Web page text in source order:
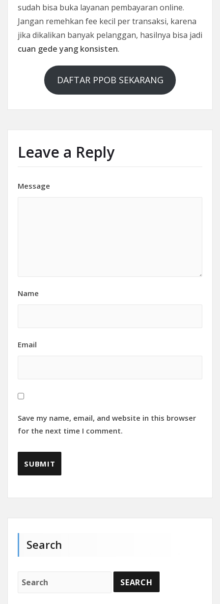
sudah bisa buka layanan pembayaran online.
Jangan remehkan fee kecil per transaksi, karena
jika dikalikan banyak pelanggan, hasilnya bisa jadi
cuan gede yang konsisten.
DAFTAR PPOB SEKARANG
Leave a Reply
Message
Name
Email
Save my name, email, and website in this browser
for the next time I comment.
Search